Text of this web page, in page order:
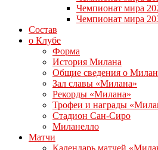
Чемпионат мира
Чемпионат мира
Состав
о Клубе
Форма
История Милана
Общие сведения о
Зал славы «Милана»
Рекорды «Милана»
Трофеи и награды
Стадион Сан-Сиро
Миланелло
Матчи
Календарь матчей